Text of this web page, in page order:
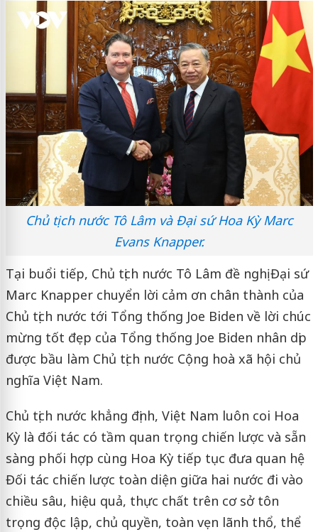
Chủ tịch nước Tô Lâm và Đại sứ Hoa Kỳ Marc
Evans Knapper.
Tại buổi tiếp, Chủ tịch nước Tô Lâm đề nghị Đại sứ
Marc Knapper chuyển lời cảm ơn chân thành của
Chủ tịch nước tới Tổng thống Joe Biden về lời chúc
mừng tốt đẹp của Tổng thống Joe Biden nhân dịp
được bầu làm Chủ tịch nước Cộng hoà xã hội chủ
nghĩa Việt Nam.
Chủ tịch nước khẳng định, Việt Nam luôn coi Hoa
Kỳ là đối tác có tầm quan trọng chiến lược và sẵn
sàng phối hợp cùng Hoa Kỳ tiếp tục đưa quan hệ
Đối tác chiến lược toàn diện giữa hai nước đi vào
chiều sâu, hiệu quả, thực chất trên cơ sở tôn
trọng độc lập, chủ quyền, toàn vẹn lãnh thổ, thể